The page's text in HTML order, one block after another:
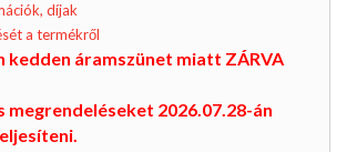
díjak
a termékről
kedden áramszünet miatt ZÁRVA
megrendeléseket 2026.07.28-án